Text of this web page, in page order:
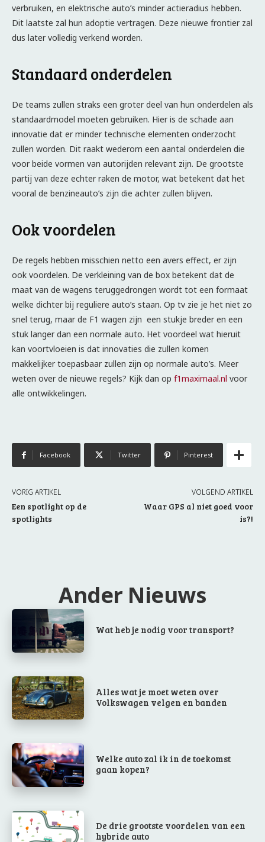
verbruiken, en elektrische auto’s minder actieradius hebben.
Dit laatste zal hun adoptie vertragen. Deze nieuwe frontier zal
dus later volledig verkend worden.
Standaard onderdelen
De teams zullen straks een groter deel van hun onderdelen als
standaardmodel moeten gebruiken. Hier is de schade aan
innovatie dat er minder technische elementen onderzocht
zullen worden. Dit raakt wederom een aantal onderdelen die
voor beide vormen van autorijden relevant zijn. De grootste
partij van deze echter raken de motor, wat betekent dat het
vooral de benzineauto’s zijn die achter zullen blijven.
Ook voordelen
De regels hebben misschien netto een avers effect, er zijn
ook voordelen. De verkleining van de box betekent dat de
maat van de wagens teruggedrongen wordt tot een formaat
welke dichter bij reguliere auto’s staan. Op tv zie je het niet zo
snel terug, maar de F1 wagen zijn een stukje breder en een
stuk langer dan een normale auto. Het voordeel wat hieruit
kan voortvloeien is dat innovaties die zullen komen
makkelijker toepasbaar zullen zijn op normale auto’s. Meer
weten over de nieuwe regels? Kijk dan op f1maximaal.nl voor
alle ontwikkelingen.
Facebook Twitter Pinterest
VORIG ARTIKEL
Een spotlight op de
spotlights
VOLGEND ARTIKEL
Waar GPS al niet goed voor
is?!
Ander Nieuws
Wat heb je nodig voor transport?
Alles wat je moet weten over
Volkswagen velgen en banden
Welke auto zal ik in de toekomst
gaan kopen?
De drie grootste voordelen van een
hybride auto